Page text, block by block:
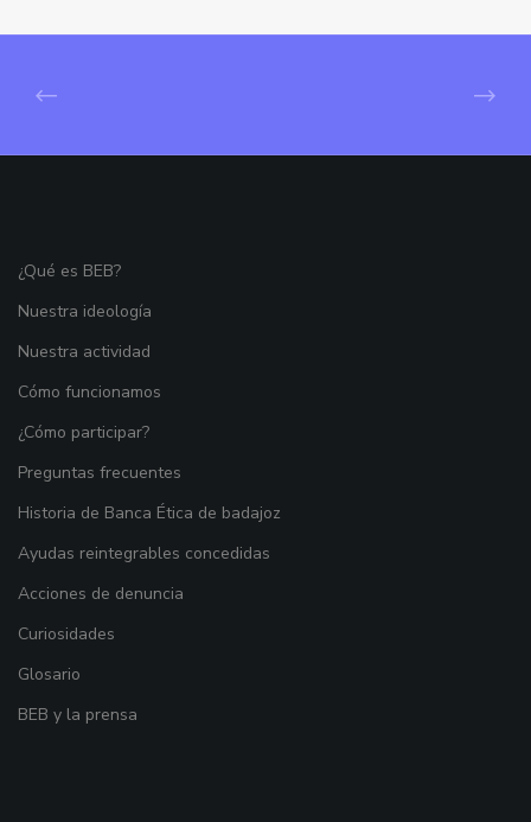
¿Qué es BEB?
Nuestra ideología
Nuestra actividad
Cómo funcionamos
¿Cómo participar?
Preguntas frecuentes
Historia de Banca Ética de badajoz
Ayudas reintegrables concedidas
Acciones de denuncia
Curiosidades
Glosario
BEB y la prensa